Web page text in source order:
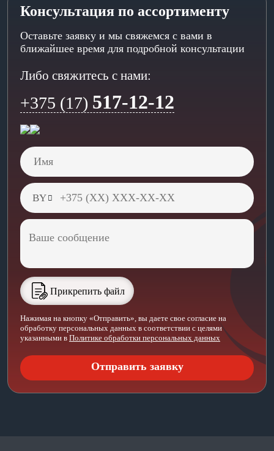
Консультация по ассортименту
Оставьте заявку и мы свяжемся с вами в
ближайшее время для подробной консультации
Либо свяжитесь с нами:
+375 (17) 517-12-12
Прикрепить файл
Нажимая на кнопку «Отправить», вы даете свое согласие на
обработку персональных данных в соответствии с целями
указанными в Политике обработки персональных данных